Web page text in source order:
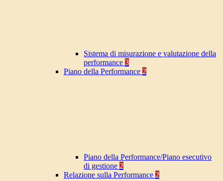
Sistema di misurazione e valutazione della
performance 3
Piano della Performance 2
Piano della Performance/Piano esecutivo
di gestione 2
Relazione sulla Performance 2